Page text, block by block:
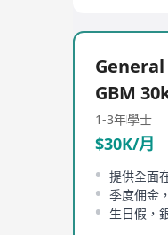
General
GBM
1-3年學士
$30K/月
提供全面
季度佣金
生日假，